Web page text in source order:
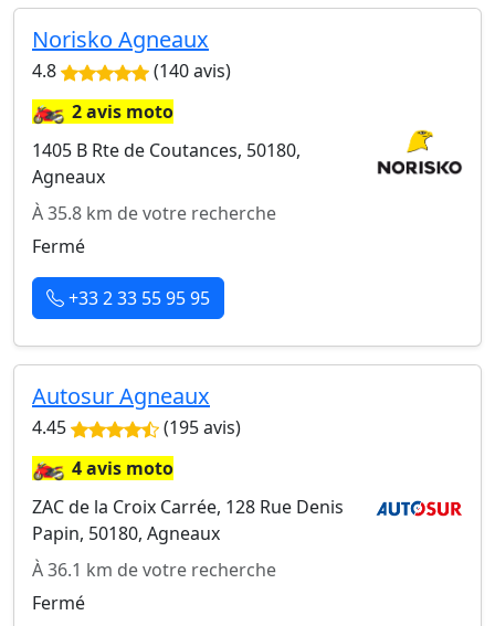
Norisko Agneaux
4.8 (140 avis)
🏍️2 avis moto
1405 B Rte de Coutances, 50180,
Agneaux
À 35.8 km de votre recherche
Fermé
+33 2 33 55 95 95
Autosur Agneaux
4.45 (195 avis)
🏍️4 avis moto
ZAC de la Croix Carrée, 128 Rue Denis
Papin, 50180, Agneaux
À 36.1 km de votre recherche
Fermé